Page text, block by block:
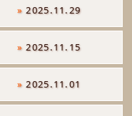
» 2025.11.29
» 2025.11.15
» 2025.11.01